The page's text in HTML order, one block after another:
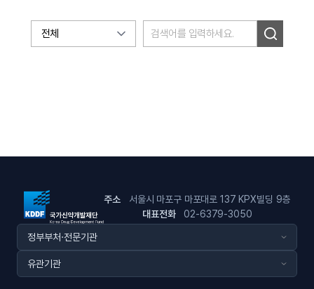
세계의 부러움을 사기도 했다. 하지만 국산 백신·치료제 부재와
미흡한 의료 대응 등은 아쉬웠다. WHO가 화이자·모더나·얀센·
분야에서는 셀트리온(068270)의 ‘렉키로나’가 유일하게
방식이어서 범용성이 떨어지다 보니 외산 ‘먹는 치료제’에 밀렸다.
전문가들은 정부 차원의 백신·치료제 개발이 필요하다고
역설한다. 묵현상 국가신약개발사업단장은 “우리나라는 신약
개발을 처음부터 끝까지 해본 경험이 별로 없는 나라임에도 민간
주도로 한 번도 해보지 않은 임상 시험에 들어갔다”면서 “정부가
주소
서울시 마포구 마포대로 137 KPX빌딩 9층
대표전화
02-6379-3050